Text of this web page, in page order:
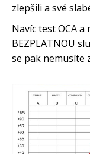
zlepšili a své
Navíc test OCA
BEZPLATNOU
se pak nemusíte